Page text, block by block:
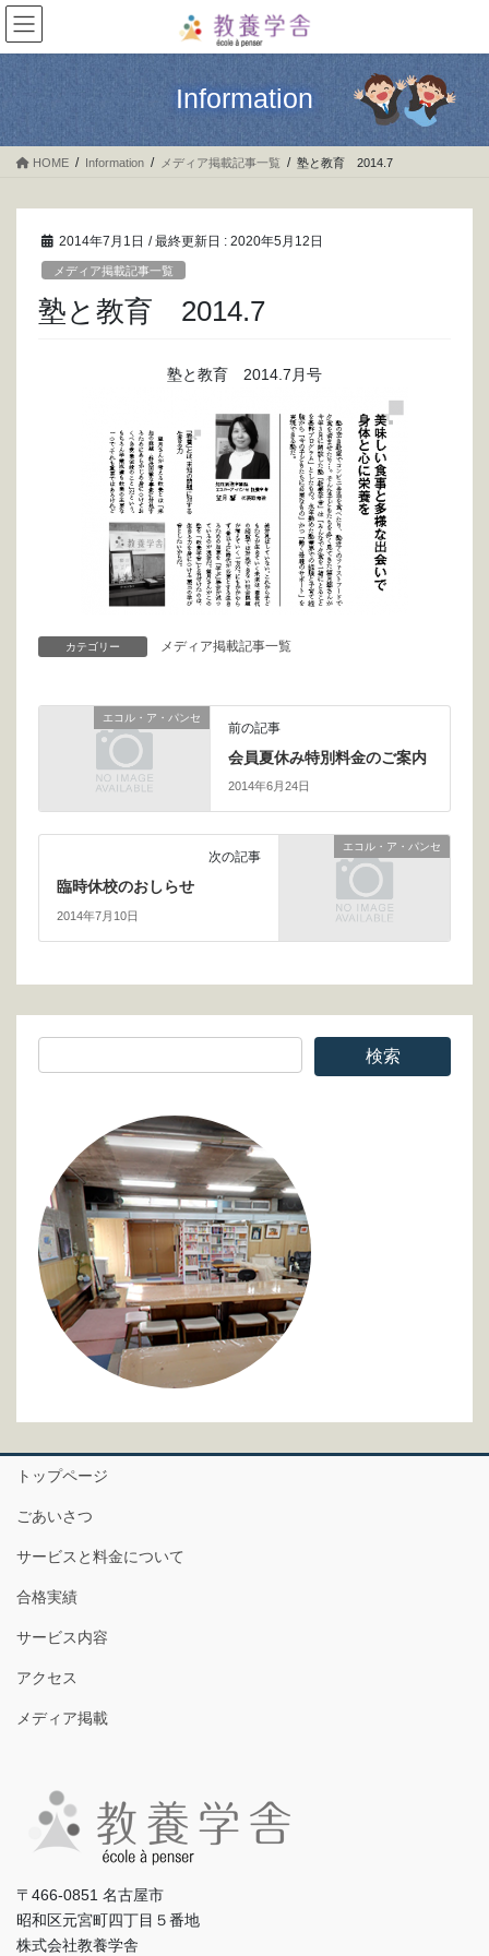
コ
ン
テ
移
ナ
ビ
ゲ
ン
Information
HOME Information メディア掲載記事一覧 塾と教育 2014.7
2014年7月1日 / 最終更新日 : 2020年5月12日
メディア掲載記事一覧
塾と教育 2014.7
塾と教育 2014.7月号
カテゴリー メディア掲載記事一覧
エコル・ア・パンセ
前の記事
会員夏休み特別料金のご案内
2014年6月24日
エコル・ア・パンセ
次の記事
臨時休校のおしらせ
2014年7月10日
トップページ
ごあいさつ
サービスと料金について
合格実績
サービス内容
アクセス
メディア掲載
〒466-0851 名古屋市
昭和区元宮町四丁目５番地
株式会社教養学舎